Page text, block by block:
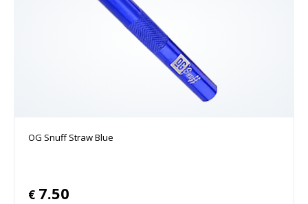
OG Snuff Straw Blue
€ 7.50